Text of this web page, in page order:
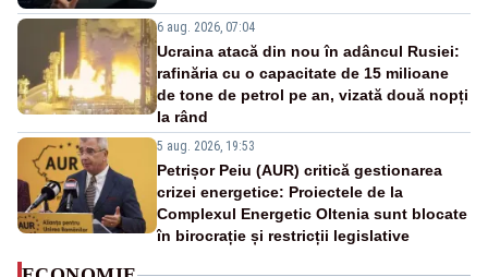
6 aug. 2026, 07:04
Ucraina atacă din nou în adâncul Rusiei:
rafinăria cu o capacitate de 15 milioane
de tone de petrol pe an, vizată două nopți
la rând
5 aug. 2026, 19:53
Petrișor Peiu (AUR) critică gestionarea
crizei energetice: Proiectele de la
Complexul Energetic Oltenia sunt blocate
în birocrație și restricții legislative